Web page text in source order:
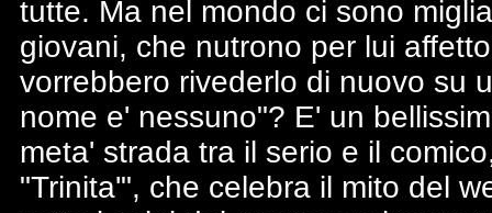
tutte. Ma nel mondo ci sono
giovani, che nutrono per lui
vorrebbero rivederlo di nuovo su
nome e' nessuno"? E' un
meta' strada tra il serio e il
"Trinita'", che celebra il mito del